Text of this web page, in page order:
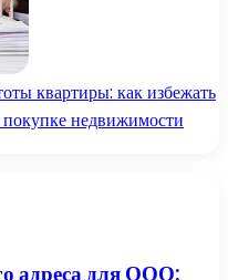
квартиры: как избежать
недвижимости
адреса для ООО: